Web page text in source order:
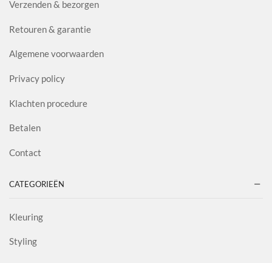
Verzenden & bezorgen
Retouren & garantie
Algemene voorwaarden
Privacy policy
Klachten procedure
Betalen
Contact
CATEGORIEËN
Kleuring
Styling